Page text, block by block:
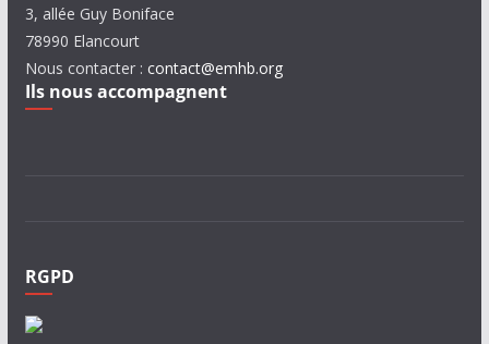
3, allée Guy Boniface
78990 Elancourt
Nous contacter : contact@emhb.org
Ils nous accompagnent
RGPD